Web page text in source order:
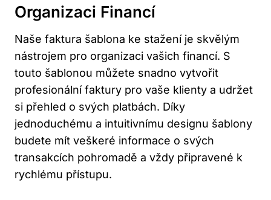
Organizaci Financí
Naše faktura šablona ke stažení je⁣ skvělým
nástrojem pro organizaci vašich financí. S
touto šablonou můžete​ snadno vytvořit
⁣profesionální faktury⁢ pro vaše klienty a udržet
si přehled o svých platbách. Díky
‍jednoduchému a ‌intuitivnímu designu šablony
budete mít veškeré informace o svých
transakcích pohromadě a ​vždy připravené k
‌rychlému přístupu.